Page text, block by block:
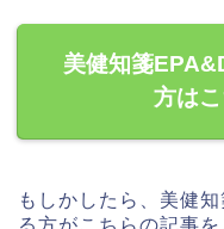
美健知箋
方は
もしかしたら、美健